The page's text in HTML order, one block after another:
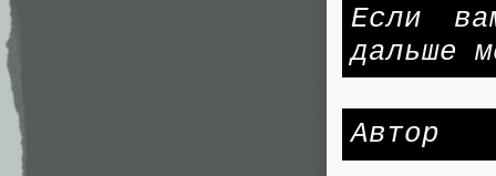
Если
дальше
Автор